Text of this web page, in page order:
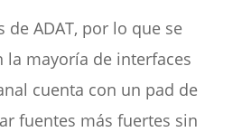
de ADAT, por lo que se
la mayoría de interfaces
cuenta con un pad de
fuentes más fuertes sin